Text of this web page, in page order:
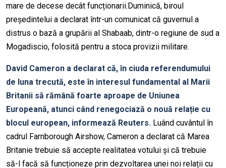
mare de decese decât funcționarii.Duminică, biroul
președintelui a declarat într-un comunicat că guvernul a
distrus o bază a grupării al Shabaab, dintr-o regiune de sud a
Mogadiscio, folosită pentru a stoca provizii militare.
David Cameron a declarat că, în ciuda referendumului
de luna trecută, este în interesul fundamental al Marii
Britanii să rămână foarte aproape de Uniunea
Europeană, atunci când renegociază o nouă relație cu
blocul european, informează Reuters. Luând cuvântul în
cadrul Farnborough Airshow, Cameron a declarat că Marea
Britanie trebuie să accepte realitatea votului și că trebuie
să-l facă să funcționeze prin dezvoltarea unei noi relații cu